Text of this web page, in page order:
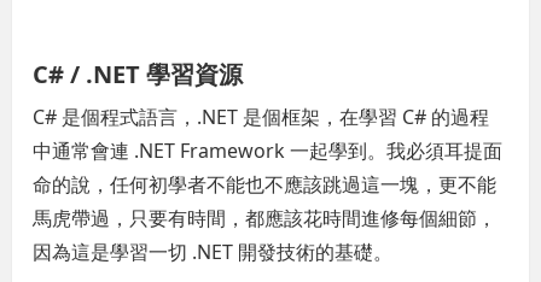
C# / .NET 學習資源
C# 是個程式語言，.NET 是個框架，在學習 C# 的過程
中通常會連 .NET Framework 一起學到。我必須耳提面
命的說，任何初學者不能也不應該跳過這一塊，更不能
馬虎帶過，只要有時間，都應該花時間進修每個細節，
因為這是學習一切 .NET 開發技術的基礎。